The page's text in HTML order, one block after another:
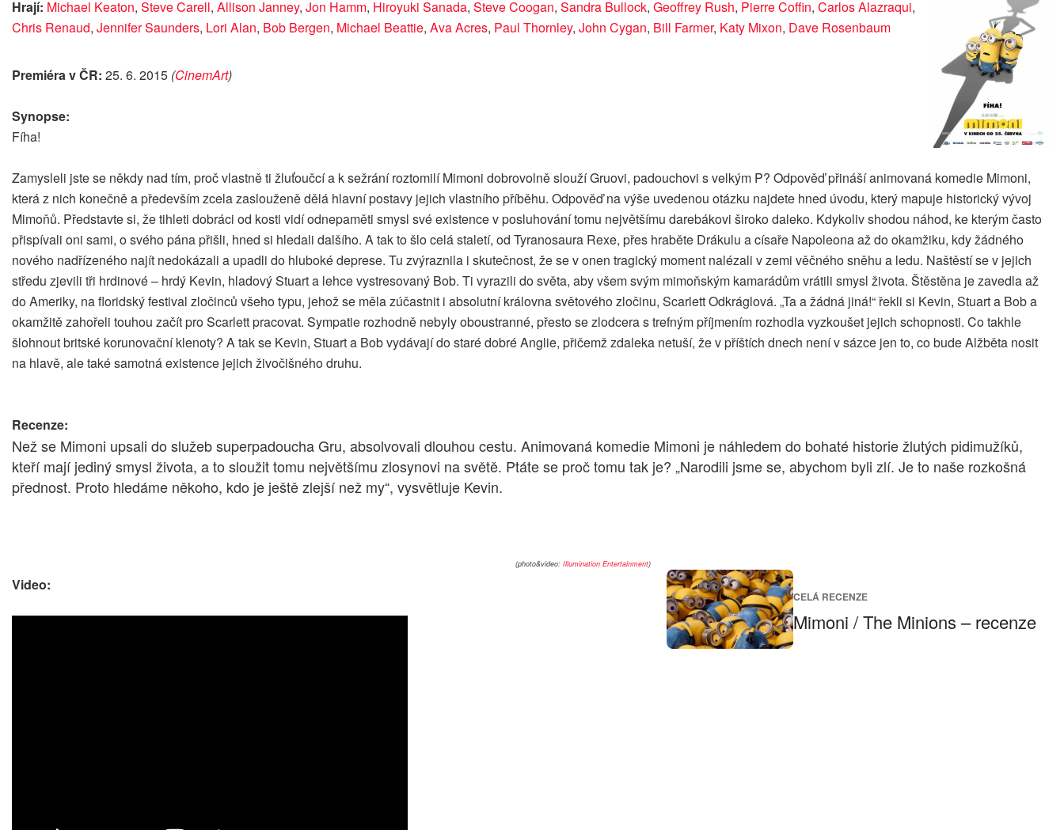
Hrají: Michael Keaton, Steve Carell, Allison Janney, Jon Hamm, Hiroyuki Sanada, Steve Coogan, Sandra Bullock, Geoffrey Rush, Pierre Coffin, Carlos Alazraqui,
Chris Renaud, Jennifer Saunders, Lori Alan, Bob Bergen, Michael Beattie, Ava Acres, Paul Thornley, John Cygan, Bill Farmer, Katy Mixon, Dave Rosenbaum
Premiéra v ČR: 25. 6. 2015 (CinemArt)
Synopse:
Fíha!
Zamysleli jste se někdy nad tím, proč vlastně ti žluťoučcí a k sežrání roztomilí Mimoni dobrovolně slouží Gruovi, padouchovi s velkým P? Odpověď přináší animovaná komedie Mimoni,
která z nich konečně a především zcela zaslouženě dělá hlavní postavy jejich vlastního příběhu. Odpověď na výše uvedenou otázku najdete hned úvodu, který mapuje historický vývoj
Mimoňů. Představte si, že tihleti dobráci od kosti vidí odnepaměti smysl své existence v posluhování tomu největšímu darebákovi široko daleko. Kdykoliv shodou náhod, ke kterým často
přispívali oni sami, o svého pána přišli, hned si hledali dalšího. A tak to šlo celá staletí, od Tyranosaura Rexe, přes hraběte Drákulu a císaře Napoleona až do okamžiku, kdy žádného
nového nadřízeného najít nedokázali a upadli do hluboké deprese. Tu zvýraznila i skutečnost, že se v onen tragický moment nalézali v zemi věčného sněhu a ledu. Naštěstí se v jejich
středu zjevili tři hrdinové – hrdý Kevin, hladový Stuart a lehce vystresovaný Bob. Ti vyrazili do světa, aby všem svým mimoňským kamarádům vrátili smysl života. Štěstěna je zavedla až
do Ameriky, na floridský festival zločinců všeho typu, jehož se měla zúčastnit i absolutní královna světového zločinu, Scarlett Odkráglová. „Ta a žádná jiná!“ řekli si Kevin, Stuart a Bob a
okamžitě zahořeli touhou začít pro Scarlett pracovat. Sympatie rozhodně nebyly oboustranné, přesto se zlodcera s trefným příjmením rozhodla vyzkoušet jejich schopnosti. Co takhle
šlohnout britské korunovační klenoty? A tak se Kevin, Stuart a Bob vydávají do staré dobré Anglie, přičemž zdaleka netuší, že v příštích dnech není v sázce jen to, co bude Alžběta nosit
na hlavě, ale také samotná existence jejich živočišného druhu.
Recenze:
Než se Mimoni upsali do služeb superpadoucha Gru, absolvovali dlouhou cestu. Animovaná komedie Mimoni je náhledem do bohaté historie žlutých pidimužíků,
kteří mají jediný smysl života, a to sloužit tomu největšímu zlosynovi na světě. Ptáte se proč tomu tak je? „Narodili jsme se, abychom byli zlí. Je to naše rozkošná
přednost. Proto hledáme někoho, kdo je ještě zlejší než my“, vysvětluje Kevin.
CELÁ RECENZE
Mimoni / The Minions – recenze
(photo&video: Illumination Entertainment)
Video: